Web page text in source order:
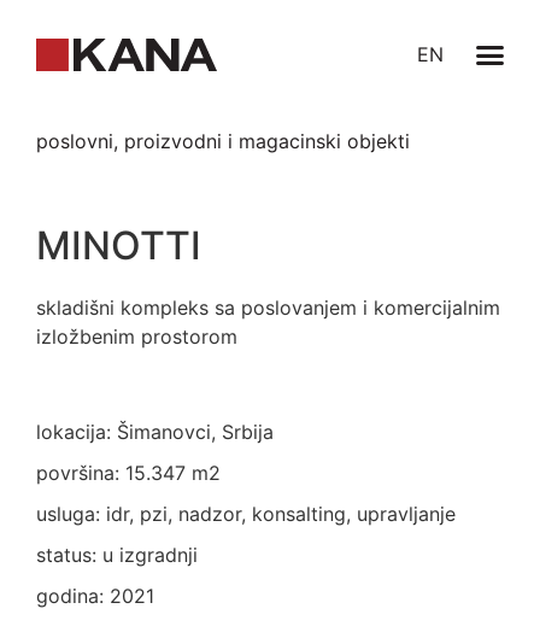
EN
poslovni, proizvodni i magacinski objekti
MINOTTI
skladišni kompleks sa poslovanjem i komercijalnim
izložbenim prostorom
lokacija: Šimanovci, Srbija
površina: 15.347 m2
usluga: idr, pzi, nadzor, konsalting, upravljanje
status: u izgradnji
godina: 2021